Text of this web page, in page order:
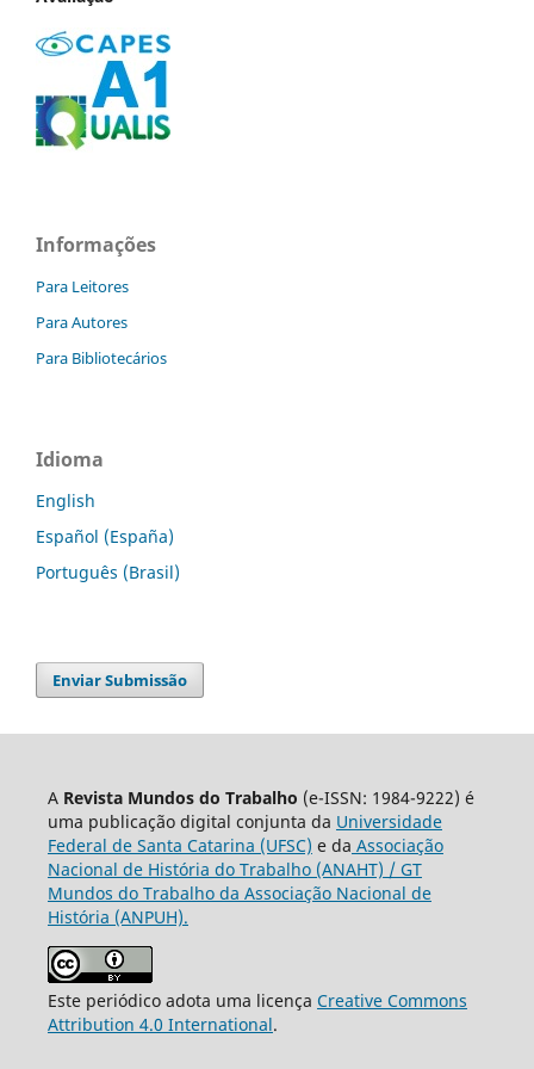
Informações
Para Leitores
Para Autores
Para Bibliotecários
Idioma
English
Español (España)
Português (Brasil)
Enviar Submissão
A Revista Mundos do Trabalho (e-ISSN: 1984-9222) é
uma publicação digital conjunta da Universidade
Federal de Santa Catarina (UFSC) e da Associação
Nacional de História do Trabalho (ANAHT) / GT
Mundos do Trabalho da Associação Nacional de
História (ANPUH).
Este periódico adota uma licença Creative Commons
Attribution 4.0 International.